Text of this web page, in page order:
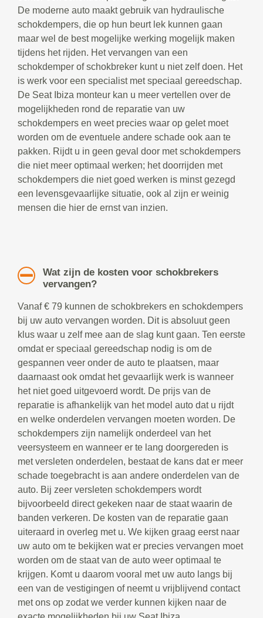
De moderne auto maakt gebruik van hydraulische
schokdempers, die op hun beurt lek kunnen gaan
maar wel de best mogelijke werking mogelijk maken
tijdens het rijden. Het vervangen van een
schokdemper of schokbreker kunt u niet zelf doen. Het
is werk voor een specialist met speciaal gereedschap.
De Seat Ibiza monteur kan u meer vertellen over de
mogelijkheden rond de reparatie van uw
schokdempers en weet precies waar op gelet moet
worden om de eventuele andere schade ook aan te
pakken. Rijdt u in geen geval door met schokdempers
die niet meer optimaal werken; het doorrijden met
schokdempers die niet goed werken is minst gezegd
een levensgevaarlijke situatie, ook al zijn er weinig
mensen die hier de ernst van inzien.
Wat zijn de kosten voor schokbrekers
vervangen?
Vanaf € 79 kunnen de schokbrekers en schokdempers
bij uw auto vervangen worden. Dit is absoluut geen
klus waar u zelf mee aan de slag kunt gaan. Ten eerste
omdat er speciaal gereedschap nodig is om de
gespannen veer onder de auto te plaatsen, maar
daarnaast ook omdat het gevaarlijk werk is wanneer
het niet goed uitgevoerd wordt. De prijs van de
reparatie is afhankelijk van het model auto dat u rijdt
en welke onderdelen vervangen moeten worden. De
schokdempers zijn namelijk onderdeel van het
veersysteem en wanneer er te lang doorgereden is
met versleten onderdelen, bestaat de kans dat er meer
schade toegebracht is aan andere onderdelen van de
auto. Bij zeer versleten schokdempers wordt
bijvoorbeeld direct gekeken naar de staat waarin de
banden verkeren. De kosten van de reparatie gaan
uiteraard in overleg met u. We kijken graag eerst naar
uw auto om te bekijken wat er precies vervangen moet
worden om de staat van de auto weer optimaal te
krijgen. Komt u daarom vooral met uw auto langs bij
een van de vestigingen of neemt u vrijblijvend contact
met ons op zodat we verder kunnen kijken naar de